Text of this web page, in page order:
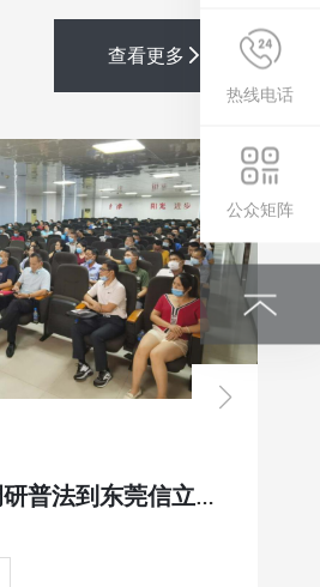
查看更多
农贸联仲裁委调研普法到东莞信立农贸城
热线电话
公众矩阵